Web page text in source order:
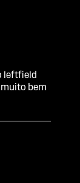
leftfield
bem